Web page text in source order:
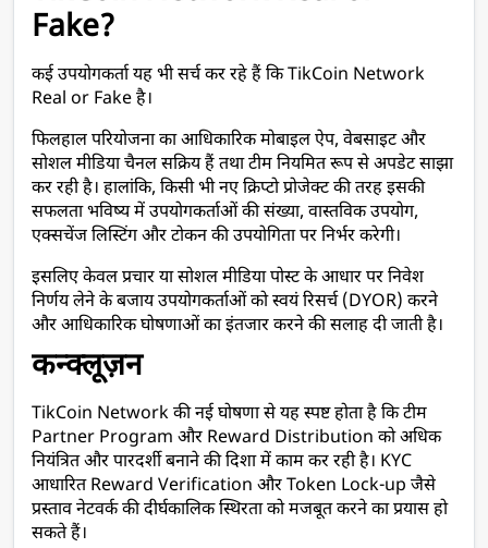
Fake?
कई उपयोगकर्ता यह भी सर्च कर रहे हैं कि TikCoin Network
Real or Fake है।
फिलहाल परियोजना का आधिकारिक मोबाइल ऐप, वेबसाइट और
सोशल मीडिया चैनल सक्रिय हैं तथा टीम नियमित रूप से अपडेट साझा
कर रही है। हालांकि, किसी भी नए क्रिप्टो प्रोजेक्ट की तरह इसकी
सफलता भविष्य में उपयोगकर्ताओं की संख्या, वास्तविक उपयोग,
एक्सचेंज लिस्टिंग और टोकन की उपयोगिता पर निर्भर करेगी।
इसलिए केवल प्रचार या सोशल मीडिया पोस्ट के आधार पर निवेश
निर्णय लेने के बजाय उपयोगकर्ताओं को स्वयं रिसर्च (DYOR) करने
और आधिकारिक घोषणाओं का इंतजार करने की सलाह दी जाती है।
कन्क्लूज़न
TikCoin Network की नई घोषणा से यह स्पष्ट होता है कि टीम
Partner Program और Reward Distribution को अधिक
नियंत्रित और पारदर्शी बनाने की दिशा में काम कर रही है। KYC
आधारित Reward Verification और Token Lock-up जैसे
प्रस्ताव नेटवर्क की दीर्घकालिक स्थिरता को मजबूत करने का प्रयास हो
सकते हैं।